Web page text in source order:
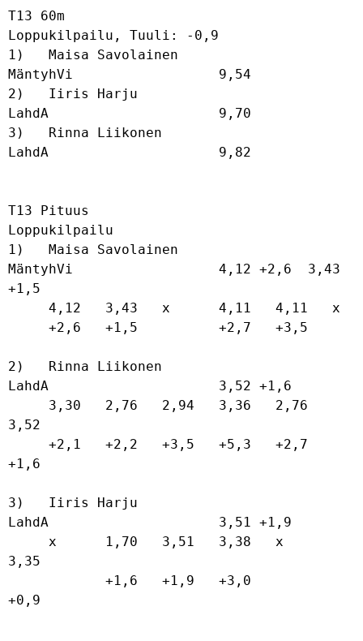
T13 60m
Loppukilpailu, Tuuli: -0,9
1)   Maisa Savolainen
MäntyhVi                  9,54
2)   Iiris Harju
LahdA                     9,70
3)   Rinna Liikonen
LahdA                     9,82
T13 Pituus
Loppukilpailu
1)   Maisa Savolainen
MäntyhVi                  4,12 +2,6  3,43
+1,5
2)   Rinna Liikonen
LahdA                     3,52 +1,6
3,52
+1,6
3)   Iiris Harju
LahdA                     3,51 +1,9
3,35
+0,9